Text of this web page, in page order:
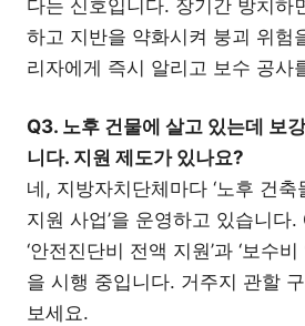
다는 신호입니다. 장기간 방치하
하고 지반을 약화시켜 붕괴 위험
리자에게 즉시 알리고 보수 공사
Q3. 노후 건물에 살고 있는데 보
니다. 지원 제도가 있나요?
네, 지방자치단체마다 ‘노후 건
지원 사업’을 운영하고 있습니다
‘안전진단비 전액 지원’과 ‘보수
을 시행 중입니다. 거주지 관할
보세요.